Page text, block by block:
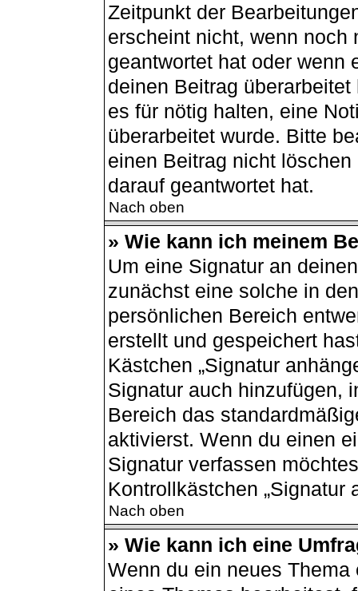
Zeitpunkt der
erscheint nicht, wenn noch
geantwortet hat oder wenn
deinen Beitrag
es für nötig halten, eine
überarbeitet wurde. Bitte
einen Beitrag nicht
darauf geantwortet hat.
Nach oben
» Wie kann ich meinem
Um eine Signatur an
zunächst eine solche in
persönlichen Bereich
erstellt und gespeichert
Kästchen „Signatur
Signatur auch hinzufügen,
Bereich das
aktivierst. Wenn du einen
Signatur verfassen
Kontrollkästchen „Signatur
Nach oben
» Wie kann ich eine
Wenn du ein neues